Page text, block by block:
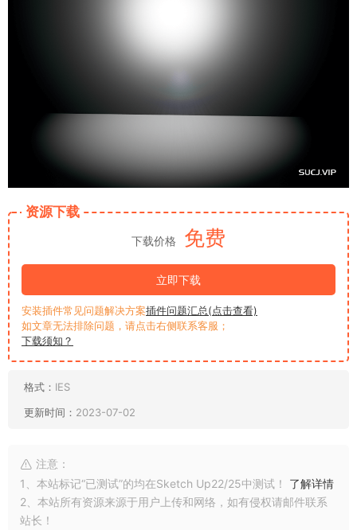
资源下载
下载价格 免费
立即下载
安装插件常见问题解决方案插件问题汇总(点击查看)
如文章无法排除问题，请点击右侧联系客服；
下载须知？
格式： IES
更新时间： 2023-07-02
注意：
1、本站标记“已测试”的均在Sketch Up22/25中测试！ 了解详情
2、本站所有资源来源于用户上传和网络，如有侵权请邮件联系
站长！